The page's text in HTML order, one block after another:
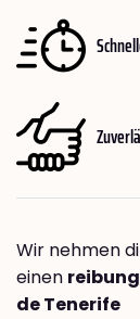
Wir nehmen
einen
de Tenerife